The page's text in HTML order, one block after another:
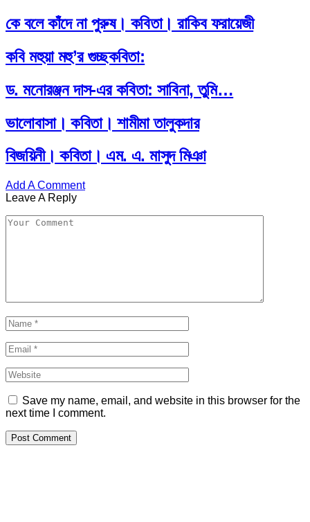
কে বলে কাঁদে না পুরুষ। কবিতা। রাকিব ফরায়েজী
কবি মহুয়া মহু’র গুচ্ছকবিতা:
ড. মনোরঞ্জন দাস-এর কবিতা: সাবিনা, তুমি…
ভালোবাসা। কবিতা। শামীমা তালুকদার
বিজয়িনী। কবিতা। এম. এ. মাসুদ মিঞা
Add A Comment
Leave A Reply
Save my name, email, and website in this browser for the
next time I comment.